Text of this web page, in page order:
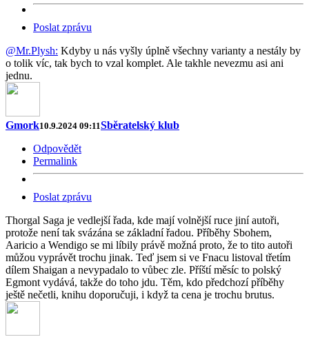
Poslat zprávu
@Mr.Plysh: Kdyby u nás vyšly úplně všechny varianty a nestály by
o tolik víc, tak bych to vzal komplet. Ale takhle nevezmu asi ani
jednu.
Gmork10.9.2024 09:11Sběratelský klub
Odpovědět
Permalink
Poslat zprávu
Thorgal Saga je vedlejší řada, kde mají volnější ruce jiní autoři,
protože není tak svázána se základní řadou. Příběhy Sbohem,
Aaricio a Wendigo se mi líbily právě možná proto, že to tito autoři
můžou vyprávět trochu jinak. Teď jsem si ve Fnacu listoval třetím
dílem Shaigan a nevypadalo to vůbec zle. Příští měsíc to polský
Egmont vydává, takže do toho jdu. Těm, kdo předchozí příběhy
ještě nečetli, knihu doporučuji, i když ta cena je trochu brutus.